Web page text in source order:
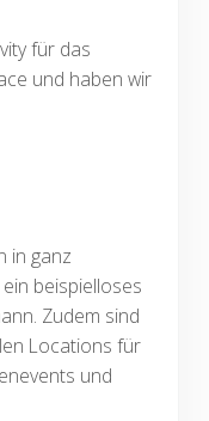
für das
und haben wir
in ganz
beispielloses
Zudem sind
Locations für
und